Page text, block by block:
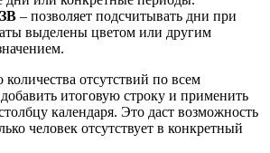
– позволяет подсчитывать дни при
выделены цветом или другим
отсутствий по всем
итоговую строку и применить
календаря. Это даст возможность
человек отсутствует в конкретный